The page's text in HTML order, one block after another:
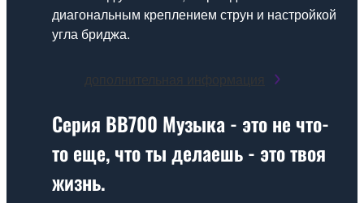
диагональным креплением струн и настройкой
угла бриджа.
дополнительная информация
Серия BB700 Музыка - это не что-
то еще, что ты делаешь - это твоя
жизнь.